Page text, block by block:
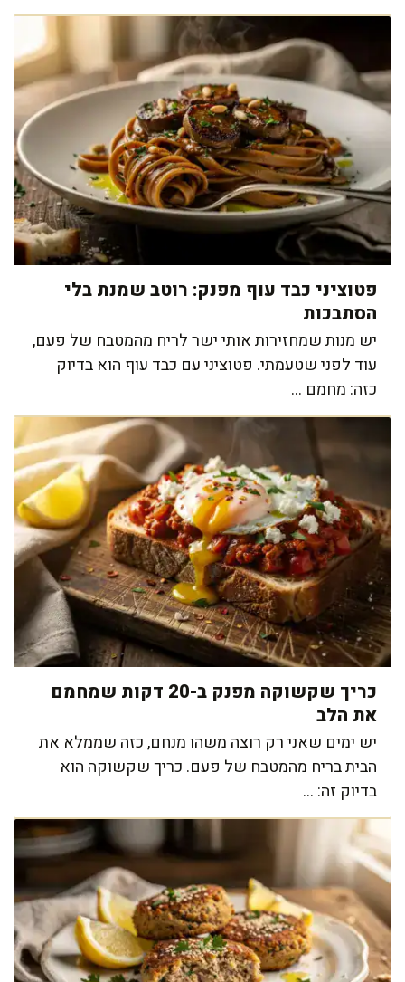
פטוציני כבד עוף מפנק: רוטב שמנת בלי
הסתבכות
יש מנות שמחזירות אותי ישר לריח מהמטבח של פעם,
עוד לפני שטעמתי. פטוציני עם כבד עוף הוא בדיוק
כזה: מחמם ...
כריך שקשוקה מפנק ב-20 דקות שמחמם
את הלב
יש ימים שאני רק רוצה משהו מנחם, כזה שממלא את
הבית בריח מהמטבח של פעם. כריך שקשוקה הוא
בדיוק זה: ...